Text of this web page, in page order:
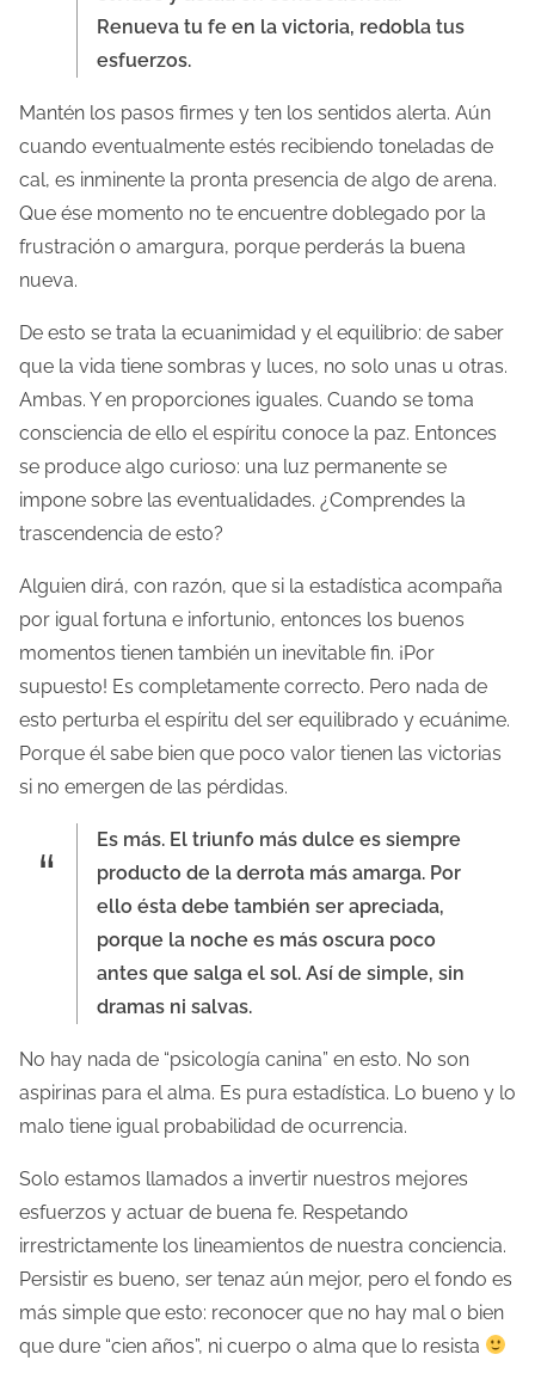
Renueva tu fe en la victoria, redobla tus
esfuerzos.
Mantén los pasos firmes y ten los sentidos alerta. Aún
cuando eventualmente estés recibiendo toneladas de
cal, es inminente la pronta presencia de algo de arena.
Que ése momento no te encuentre doblegado por la
frustración o amargura, porque perderás la buena
nueva.
De esto se trata la ecuanimidad y el equilibrio: de saber
que la vida tiene sombras y luces, no solo unas u otras.
Ambas. Y en proporciones iguales. Cuando se toma
consciencia de ello el espíritu conoce la paz. Entonces
se produce algo curioso: una luz permanente se
impone sobre las eventualidades. ¿Comprendes la
trascendencia de esto?
Alguien dirá, con razón, que si la estadística acompaña
por igual fortuna e infortunio, entonces los buenos
momentos tienen también un inevitable fin. ¡Por
supuesto! Es completamente correcto. Pero nada de
esto perturba el espíritu del ser equilibrado y ecuánime.
Porque él sabe bien que poco valor tienen las victorias
si no emergen de las pérdidas.
Es más. El triunfo más dulce es siempre
producto de la derrota más amarga. Por
ello ésta debe también ser apreciada,
porque la noche es más oscura poco
antes que salga el sol. Así de simple, sin
dramas ni salvas.
No hay nada de “psicología canina” en esto. No son
aspirinas para el alma. Es pura estadística. Lo bueno y lo
malo tiene igual probabilidad de ocurrencia.
Solo estamos llamados a invertir nuestros mejores
esfuerzos y actuar de buena fe. Respetando
irrestrictamente los lineamientos de nuestra conciencia.
Persistir es bueno, ser tenaz aún mejor, pero el fondo es
más simple que esto: reconocer que no hay mal o bien
que dure “cien años”, ni cuerpo o alma que lo resista